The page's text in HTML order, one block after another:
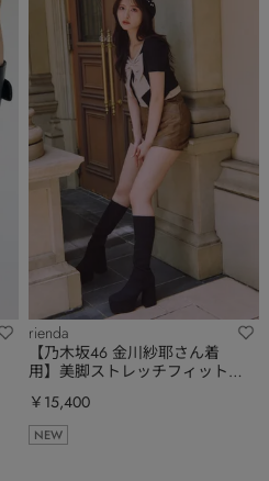
rienda
【乃木坂46 金川紗耶さん着
用】美脚ストレッチフィットブ
￥15,400
NEW